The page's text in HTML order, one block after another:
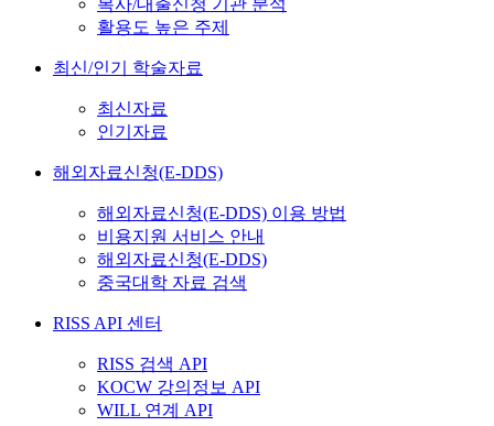
복사/대출신청 기관 분석
활용도 높은 주제
최신/인기 학술자료
최신자료
인기자료
해외자료신청(E-DDS)
해외자료신청(E-DDS) 이용 방법
비용지원 서비스 안내
해외자료신청(E-DDS)
중국대학 자료 검색
RISS API 센터
RISS 검색 API
KOCW 강의정보 API
WILL 연계 API